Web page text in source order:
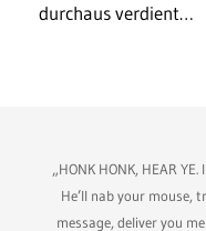
durchaus verdient…
„HONK HONK, HEAR
He’ll nab your mouse,
message, deliver you